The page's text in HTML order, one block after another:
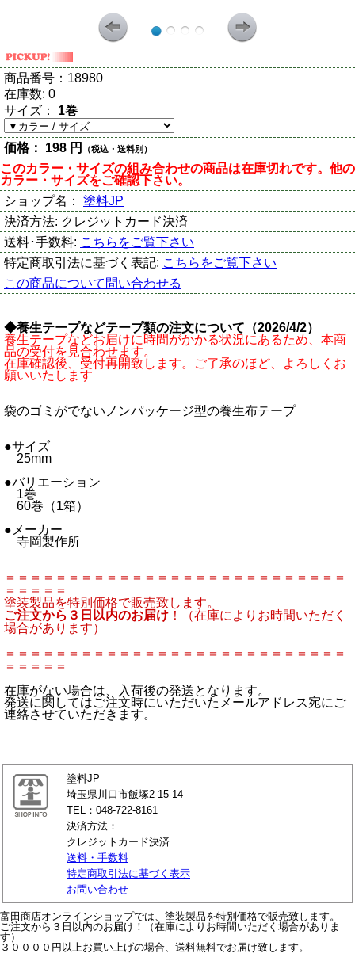
商品番号： 18980
在庫数: 0
サイズ： 1巻
価格： 198 円 （税込・送料別）
このカラー・サイズの組み合わせの商品は在庫切れです。他の
カラー・サイズをご確認下さい。
ショップ名： 塗料JP
決済方法: クレジットカード決済
送料･手数料: こちらをご覧下さい
特定商取引法に基づく表記: こちらをご覧下さい
この商品について問い合わせる
◆養生テープなどテープ類の注文について（2026/4/2）
養生テープなどお届けに時間がかかる状況にあるため、本商
品の受付を見合わせます。
在庫確認後、受付再開致します。ご了承のほど、よろしくお
願いいたします
袋のゴミがでないノンパッケージ型の養生布テープ
●サイズ
25mm
●バリエーション
1巻
60巻（1箱）
●メーカー
寺岡製作所
＝＝＝＝＝＝＝＝＝＝＝＝＝＝＝＝＝＝＝＝＝＝＝＝＝＝＝
＝＝＝＝＝
塗装製品を特別価格で販売致します。
ご注文から３日以内のお届け ！（在庫によりお時間いただく
場合があります）
＝＝＝＝＝＝＝＝＝＝＝＝＝＝＝＝＝＝＝＝＝＝＝＝＝＝＝
＝＝＝＝＝
在庫がない場合は、入荷後の発送となります。
発送に関してはご注文時にいただいたメールアドレス宛にご
連絡させていただきます。
塗料JP
埼玉県川口市飯塚2-15-14
TEL：048-722-8161
決済方法：
クレジットカード決済
送料・手数料
特定商取引法に基づく表示
お問い合わせ
富田商店オンラインショップでは、塗装製品を特別価格で販売致します。
ご注文から３日以内のお届け！（在庫によりお時間いただく場合がありま
す）
３００００円以上お買い上げの場合、送料無料でお届け致します。